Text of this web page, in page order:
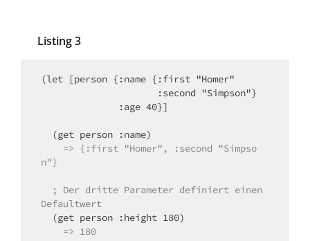
Listing 3
(let [person {:name {:first "Homer"
=> {:first "Homer", :second "Simpso
n"}
; Der dritte Parameter definiert einen
Defaultwert
    => 180